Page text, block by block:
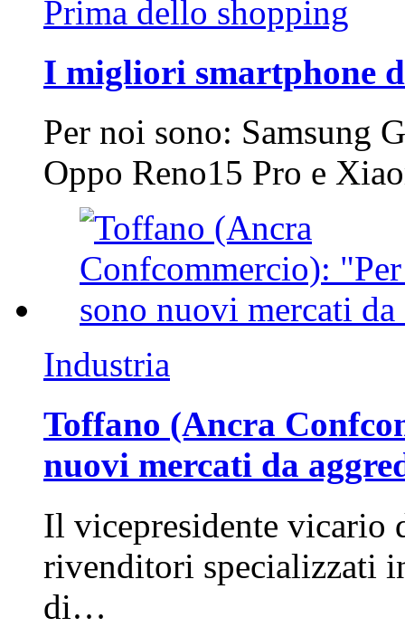
Prima dello shopping
I migliori smartphone
Per noi sono: Samsung
Oppo Reno15 Pro e
Industria
Toffano (Ancra
nuovi mercati da
Il vicepresidente vicario
rivenditori specializzati
di…